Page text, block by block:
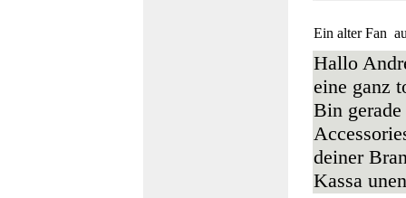
Ein alter Fan
Hallo
eine ganz
Bin
deiner
Kassa